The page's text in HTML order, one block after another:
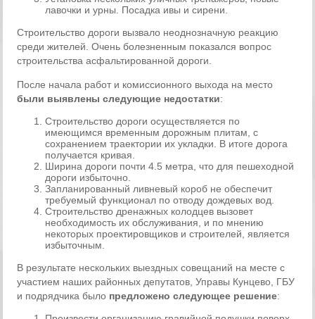
лавочки и урны. Посадка ивы и сирени.
Строительство дороги вызвало неоднозначную реакцию
среди жителей. Очень болезненным показался вопрос
строительства асфальтированной дороги.
После начала работ и комиссионного выхода на место
были выявлены следующие недостатки:
Строительство дороги осуществляется по
имеющимся временным дорожным плитам, с
сохранением траектории их укладки. В итоге дорога
получается кривая.
Ширина дороги почти 4.5 метра, что для пешеходной
дороги избыточно.
Запланированный ливневый короб не обеспечит
требуемый функционал по отводу дождевых вод.
Строительство дренажных колодцев вызовет
необходимость их обслуживания, и по мнению
некоторых проектировщиков и строителей, является
избыточным.
В результате нескольких выездных совещаний на месте с
участием наших районных депутатов, Управы Кунцево, ГБУ
и подрядчика было предложено следующее решение: